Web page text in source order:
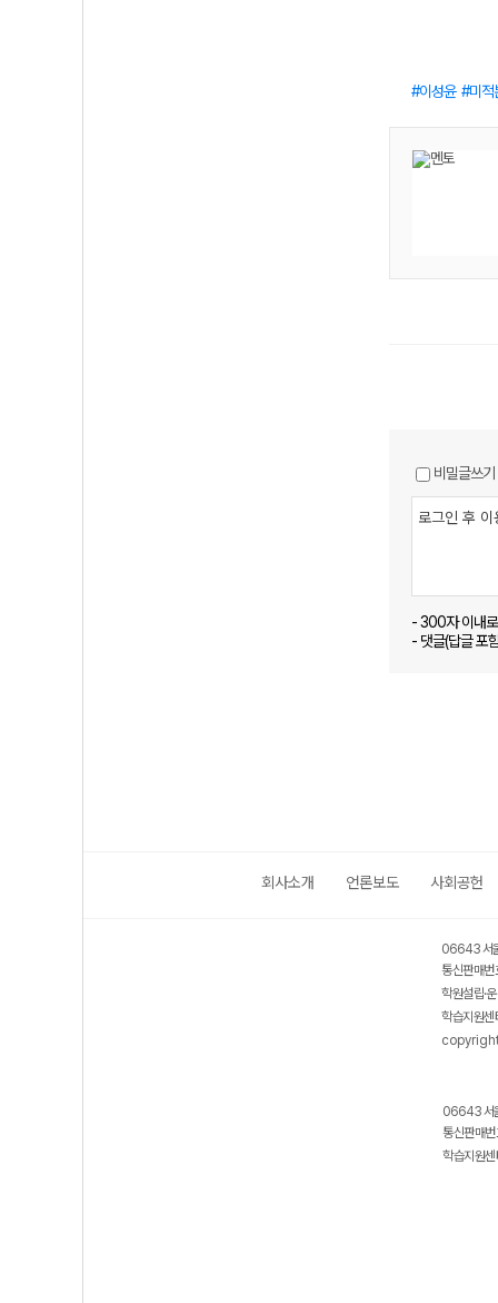
이성윤 미적
비밀글쓰기
- 300자 이내
- 댓글(답글 포
회사소개 언론보도 사회공헌
06643 서
통신판매
학원설립·
학습지원
06643 서
통신판매
학습지원